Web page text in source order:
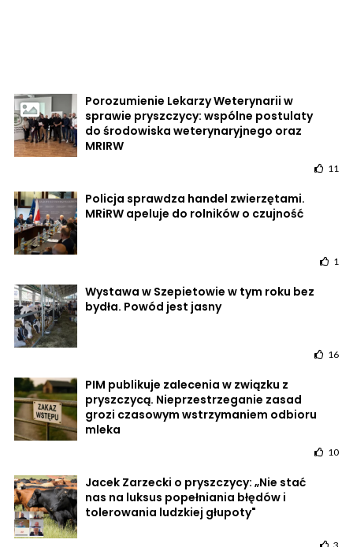
Porozumienie Lekarzy Weterynarii w
sprawie pryszczycy: wspólne postulaty
do środowiska weterynaryjnego oraz
MRIRW
11
Policja sprawdza handel zwierzętami.
MRiRW apeluje do rolników o czujność
1
Wystawa w Szepietowie w tym roku bez
bydła. Powód jest jasny
16
PIM publikuje zalecenia w związku z
pryszczycą. Nieprzestrzeganie zasad
grozi czasowym wstrzymaniem odbioru
mleka
10
Jacek Zarzecki o pryszczycy: „Nie stać
nas na luksus popełniania błędów i
tolerowania ludzkiej głupoty"